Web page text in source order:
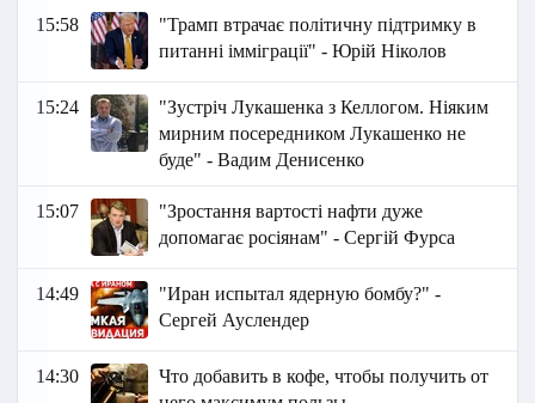
15:58
"Трамп втрачає політичну підтримку в
питанні імміграції" - Юрій Ніколов
15:24
"Зустріч Лукашенка з Келлогом. Ніяким
мирним посередником Лукашенко не
буде" - Вадим Денисенко
15:07
"Зростання вартості нафти дуже
допомагає росіянам" - Сергій Фурса
14:49
"Иран испытал ядерную бомбу?" -
Сергей Ауслендер
14:30
Что добавить в кофе, чтобы получить от